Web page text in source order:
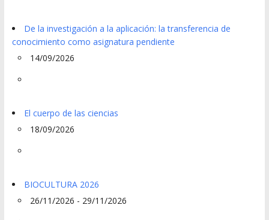
De la investigación a la aplicación: la transferencia de
conocimiento como asignatura pendiente
14/09/2026
El cuerpo de las ciencias
18/09/2026
BIOCULTURA 2026
26/11/2026 - 29/11/2026